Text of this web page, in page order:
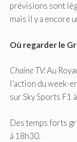
prévisions sont
mais il y a encore
Où regarder le
Chaîne TV:Au
l’action du week-
sur Sky Sports F1
Des temps forts
à 18h30.